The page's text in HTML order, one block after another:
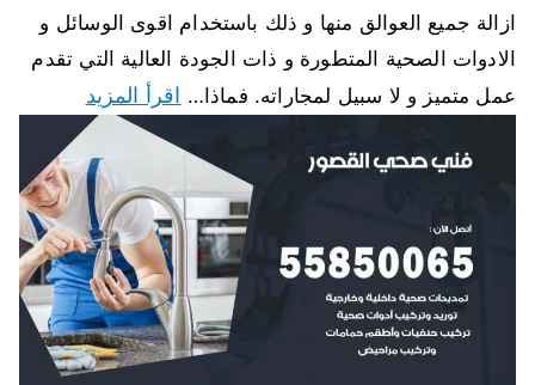
ازالة جميع العوالق منها و ذلك باستخدام اقوى الوسائل و
الادوات الصحية المتطورة و ذات الجودة العالية التي تقدم
عمل متميز و لا سبيل لمجاراته. فماذا… اقرأ المزيد